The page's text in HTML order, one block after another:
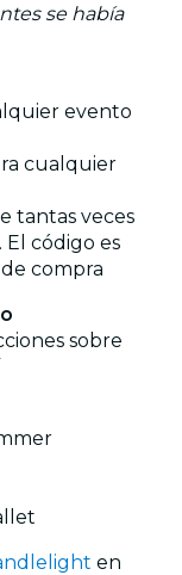
se había
evento
cualquier
tantas veces
El código es
compra
sobre
en